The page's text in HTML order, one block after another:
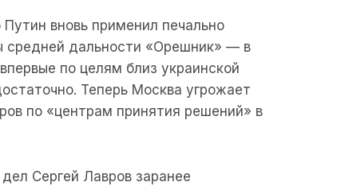
вновь применил печально
средней дальности «Орешник» — в
по целям близ украинской
Теперь Москва угрожает
по «центрам принятия решений» в
Сергей Лавров заранее